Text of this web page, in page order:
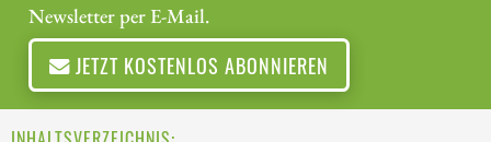
Newsletter per E-Mail.
JETZT KOSTENLOS ABONNIEREN